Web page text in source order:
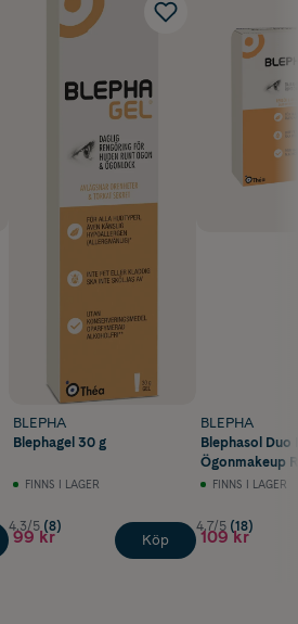
BLEPHA
Blephagel 30 g
FINNS I LAGER
4.3/5 (8)
99 kr Köp
BLEPHA
Blephasol Duo
Ögonmakeup
100 ml
FINNS I LAGER
4.7/5 (18)
109 kr